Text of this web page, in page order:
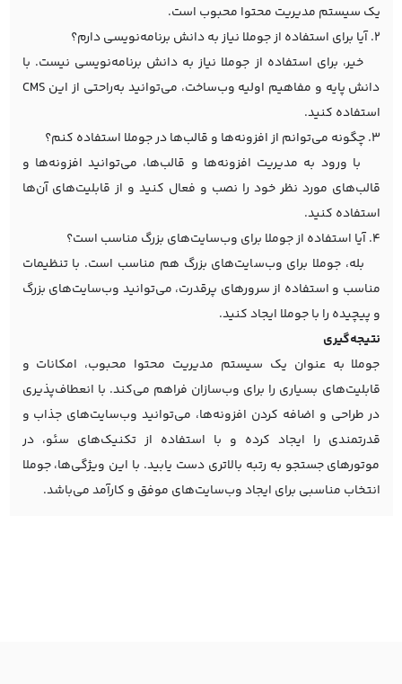
یک سیستم مدیریت محتوا محبوب است.
2. آیا برای استفاده از جوملا نیاز به دانش برنامه‌نویسی دارم؟
خیر، برای استفاده از جوملا نیاز به دانش برنامه‌نویسی نیست. با
دانش پایه و مفاهیم اولیه وب‌ساخت، می‌توانید به‌راحتی از این CMS
استفاده کنید.
3. چگونه می‌توانم از افزونه‌ها و قالب‌ها در جوملا استفاده کنم؟
با ورود به مدیریت افزونه‌ها و قالب‌ها، می‌توانید افزونه‌ها و
قالب‌های مورد نظر خود را نصب و فعال کنید و از قابلیت‌های آن‌ها
استفاده کنید.
4. آیا استفاده از جوملا برای وب‌سایت‌های بزرگ مناسب است؟
بله، جوملا برای وب‌سایت‌های بزرگ هم مناسب است. با تنظیمات
مناسب و استفاده از سرورهای پرقدرت، می‌توانید وب‌سایت‌های بزرگ
و پیچیده را با جوملا ایجاد کنید.
نتیجه‌گیری
جوملا به عنوان یک سیستم مدیریت محتوا محبوب، امکانات و
قابلیت‌های بسیاری را برای وب‌سازان فراهم می‌کند. با انعطاف‌پذیری
در طراحی و اضافه کردن افزونه‌ها، می‌توانید وب‌سایت‌های جذاب و
قدرتمندی را ایجاد کرده و با استفاده از تکنیک‌های سئو، در
موتورهای جستجو به رتبه بالاتری دست یابید. با این ویژگی‌ها، جوملا
انتخاب مناسبی برای ایجاد وب‌سایت‌های موفق و کارآمد می‌باشد.